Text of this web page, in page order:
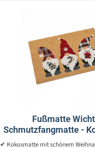
Fußmatte
Schmutzfangmatte -
L: 60cm - B:
✔ Kokosmatte mit schönem